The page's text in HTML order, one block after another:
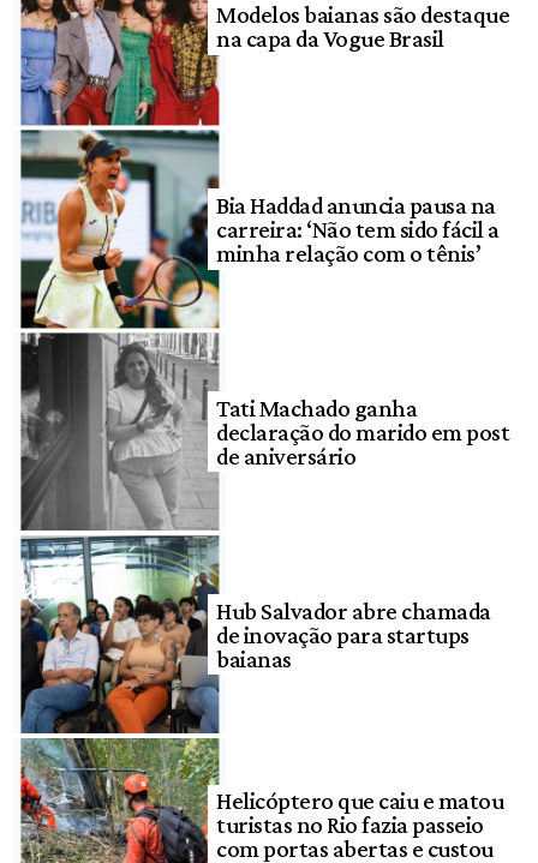
Modelos baianas são destaque
na capa da Vogue Brasil
Bia Haddad anuncia pausa na
carreira: ‘Não tem sido fácil a
minha relação com o tênis’
Tati Machado ganha
declaração do marido em post
de aniversário
Hub Salvador abre chamada
de inovação para startups
baianas
Helicóptero que caiu e matou
turistas no Rio fazia passeio
com portas abertas e custou